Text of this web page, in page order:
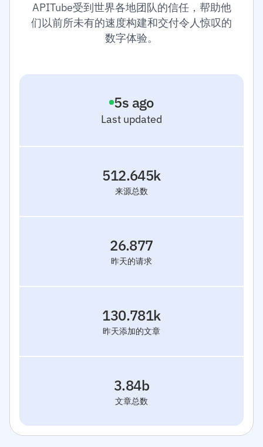
APITube受到世界各地团队的信任，帮助他
们以前所未有的速度构建和交付令人惊叹的
数字体验。
Last updated
6s ago
来源总数
512.645k
昨天的请求
26.877
昨天添加的文章
130.781k
文章总数
3.84b